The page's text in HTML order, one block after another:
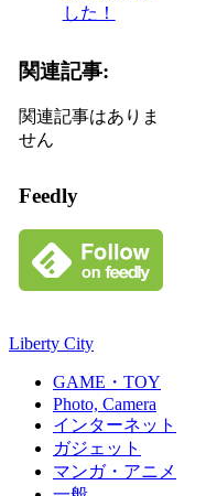
した！
関連記事:
関連記事はありま
せん
Feedly
Liberty City
GAME・TOY
Photo, Camera
インターネット
ガジェット
マンガ・アニメ